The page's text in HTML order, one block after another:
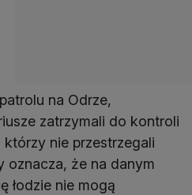
na Odrze,
zatrzymali do kontroli
nie przestrzegali
oznacza, że na danym
łodzie nie mogą